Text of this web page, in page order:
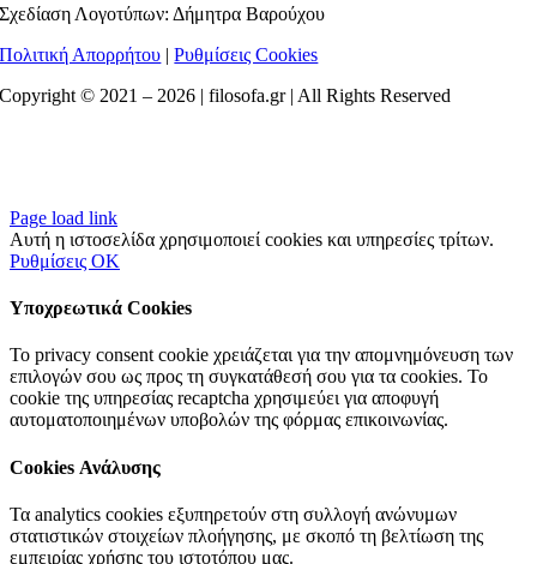
Σχεδίαση Λογοτύπων: Δήμητρα Βαρούχου
Πολιτική Απορρήτου |Ρυθμίσεις Cookies
Copyright © 2021 – 2026 | filosofa.gr | All Rights Reserved
Page load link
Αυτή η ιστοσελίδα χρησιμοποιεί cookies και υπηρεσίες τρίτων.
Ρυθμίσεις OK
Υποχρεωτικά Cookies
Το privacy consent cookie χρειάζεται για την απομνημόνευση των
επιλογών σου ως προς τη συγκατάθεσή σου για τα cookies. Το
cookie της υπηρεσίας recaptcha χρησιμεύει για αποφυγή
αυτοματοποιημένων υποβολών της φόρμας επικοινωνίας.
Cookies Ανάλυσης
Τα analytics cookies εξυπηρετούν στη συλλογή ανώνυμων
στατιστικών στοιχείων πλοήγησης, με σκοπό τη βελτίωση της
εμπειρίας χρήσης του ιστοτόπου μας.